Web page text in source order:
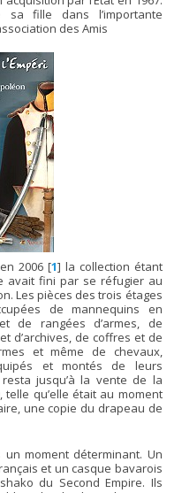
fille dans l’importante
des Amis
2006[1] la collection étant
avait fini par se réfugier au
Les pièces des trois étages
de mannequins en
de rangées d’armes, de
d’archives, de coffres et de
et même de chevaux,
et montés de leurs
jusqu’à la vente de la
qu’elle était au moment
une copie du drapeau de
moment déterminant. Un
et un casque bavarois
du Second Empire. Ils